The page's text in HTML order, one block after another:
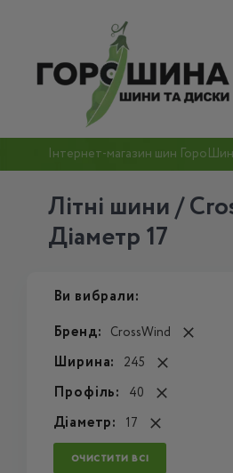
Інтернет-магазин шин
Літні шини /
Діаметр 17
Ви вибрали:
Бренд: CrossWind
Ширина: 245
Профіль: 40
Діаметр: 17
ОЧИСТИТИ ВСІ